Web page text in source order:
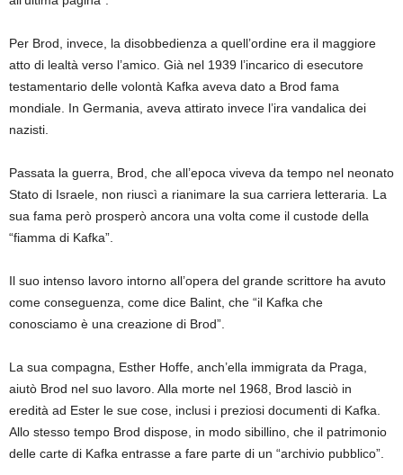
Per Brod, invece, la disobbedienza a quell’ordine era il maggiore
atto di lealtà verso l’amico. Già nel 1939 l’incarico di esecutore
testamentario delle volontà Kafka aveva dato a Brod fama
mondiale. In Germania, aveva attirato invece l’ira vandalica dei
nazisti.
Passata la guerra, Brod, che all’epoca viveva da tempo nel neonato
Stato di Israele, non riuscì a rianimare la sua carriera letteraria. La
sua fama però prosperò ancora una volta come il custode della
“fiamma di Kafka”.
Il suo intenso lavoro intorno all’opera del grande scrittore ha avuto
come conseguenza, come dice Balint, che “il Kafka che
conosciamo è una creazione di Brod”.
La sua compagna, Esther Hoffe, anch’ella immigrata da Praga,
aiutò Brod nel suo lavoro. Alla morte nel 1968, Brod lasciò in
eredità ad Ester le sue cose, inclusi i preziosi documenti di Kafka.
Allo stesso tempo Brod dispose, in modo sibillino, che il patrimonio
delle carte di Kafka entrasse a fare parte di un “archivio pubblico”.